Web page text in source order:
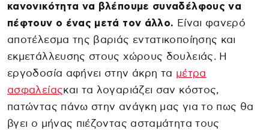
κανονικότητα να βλέπουμε συναδέλφους να
πέφτουν ο ένας μετά τον άλλο. Είναι φανερό
αποτέλεσμα της βαριάς εντατικοποίησης και
εκμετάλλευσης στους χώρους δουλειάς. Η
εργοδοσία αφήνει στην άκρη τα μέτρα
ασφαλείαςκαι τα λογαριάζει σαν κόστος,
πατώντας πάνω στην ανάγκη μας για το πως θα
βγει ο μήνας πιέζοντας ασταμάτητα τους